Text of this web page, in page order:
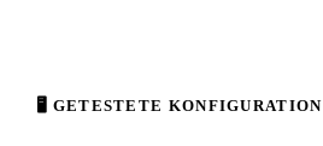
🖥 GETESTETE KONFIGURATION